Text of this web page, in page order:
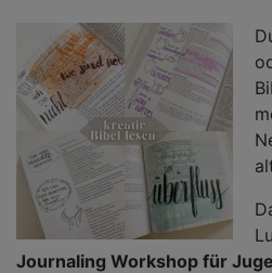
Journaling Workshop für